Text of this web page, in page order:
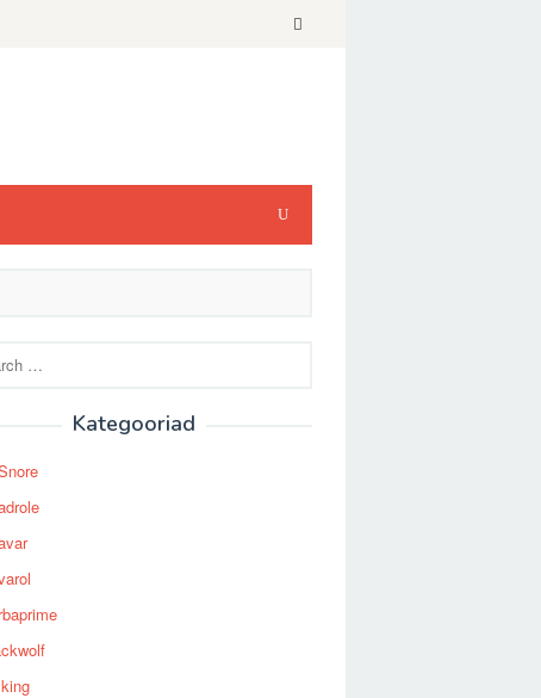
Kategooriad